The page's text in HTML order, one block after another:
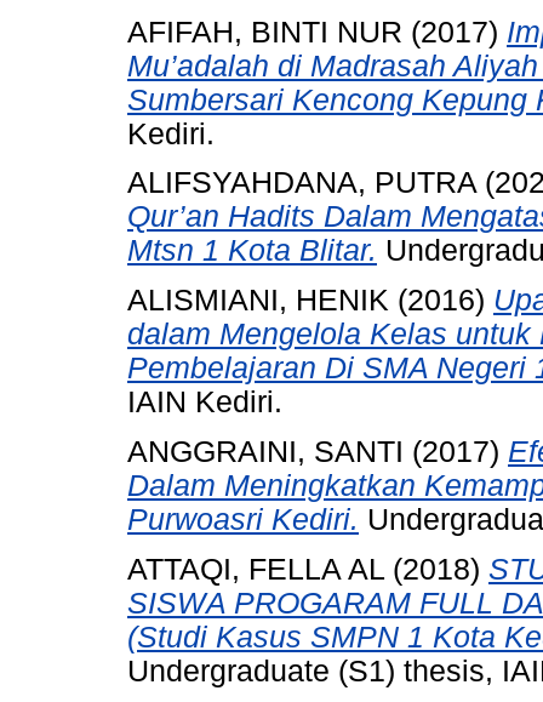
AFIFAH, BINTI NUR (2017)
Mu’adalah di Madrasah
Sumbersari Kencong Kepung
Kediri.
ALIFSYAHDANA, PUTRA
Qur’an Hadits Dalam
Mtsn 1 Kota Blitar.
ALISMIANI, HENIK (2016)
dalam Mengelola Kelas
Pembelajaran Di SMA Negeri
IAIN Kediri.
ANGGRAINI, SANTI (2017)
Dalam Meningkatkan
Purwoasri Kediri.
ATTAQI, FELLA AL (2018)
SISWA PROGARAM FULL
(Studi Kasus SMPN 1 Kota
Undergraduate (S1) thesis,